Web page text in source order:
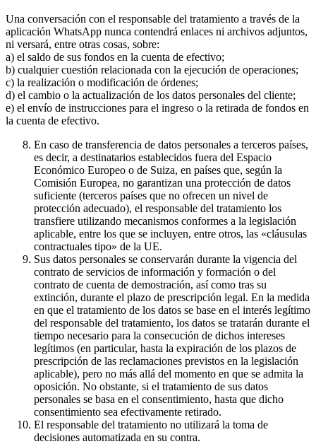
Una conversación con el responsable del tratamiento a través de la
aplicación WhatsApp nunca contendrá enlaces ni archivos adjuntos,
ni versará, entre otras cosas, sobre:
a) el saldo de sus fondos en la cuenta de efectivo;
b) cualquier cuestión relacionada con la ejecución de operaciones;
c) la realización o modificación de órdenes;
d) el cambio o la actualización de los datos personales del cliente;
e) el envío de instrucciones para el ingreso o la retirada de fondos en
la cuenta de efectivo.
En caso de transferencia de datos personales a terceros países,
es decir, a destinatarios establecidos fuera del Espacio
Económico Europeo o de Suiza, en países que, según la
Comisión Europea, no garantizan una protección de datos
suficiente (terceros países que no ofrecen un nivel de
protección adecuado), el responsable del tratamiento los
transfiere utilizando mecanismos conformes a la legislación
aplicable, entre los que se incluyen, entre otros, las «cláusulas
contractuales tipo» de la UE.
Sus datos personales se conservarán durante la vigencia del
contrato de servicios de información y formación o del
contrato de cuenta de demostración, así como tras su
extinción, durante el plazo de prescripción legal. En la medida
en que el tratamiento de los datos se base en el interés legítimo
del responsable del tratamiento, los datos se tratarán durante el
tiempo necesario para la consecución de dichos intereses
legítimos (en particular, hasta la expiración de los plazos de
prescripción de las reclamaciones previstos en la legislación
aplicable), pero no más allá del momento en que se admita la
oposición. No obstante, si el tratamiento de sus datos
personales se basa en el consentimiento, hasta que dicho
consentimiento sea efectivamente retirado.
El responsable del tratamiento no utilizará la toma de
decisiones automatizada en su contra.